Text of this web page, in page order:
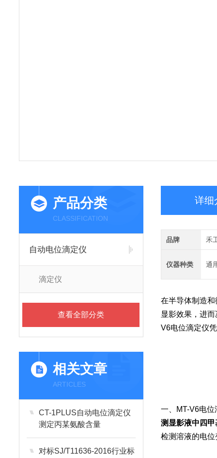
产品分类
CLASSIFICATION
自动电位滴定仪
滴定仪
查看全部分类
相关文章
ARTICLES
CT-1PLUS自动电位滴定仪
测定丙某氨酸含量
对标SJ/T11636-2016行业标
详细
品牌 禾
仪器种类 通
在半导体制造
显影效果，进
V6电位滴定仪
一、MT-V6电
测显影液中四
检测溶液的电